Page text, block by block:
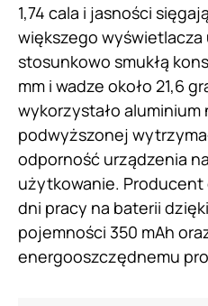
1,74 cala i jasności
większego
stosunkowo smukłą
mm i wadze około 21,6
wykorzystało
podwyższonej
odporność urządzenia
użytkowanie. Producent
dni pracy na baterii
pojemności 350 mAh
energooszczędnemu